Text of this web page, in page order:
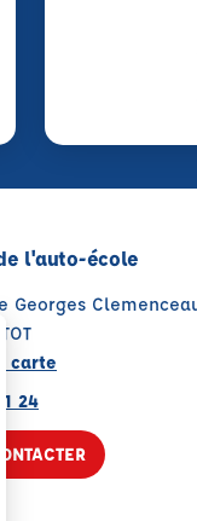
l'auto-école
Georges
carte
24